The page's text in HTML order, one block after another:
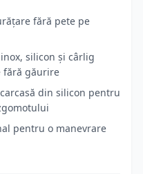
fără pete pe
silicon și cârlig
fără găurire
din silicon pentru
pentru o manevrare